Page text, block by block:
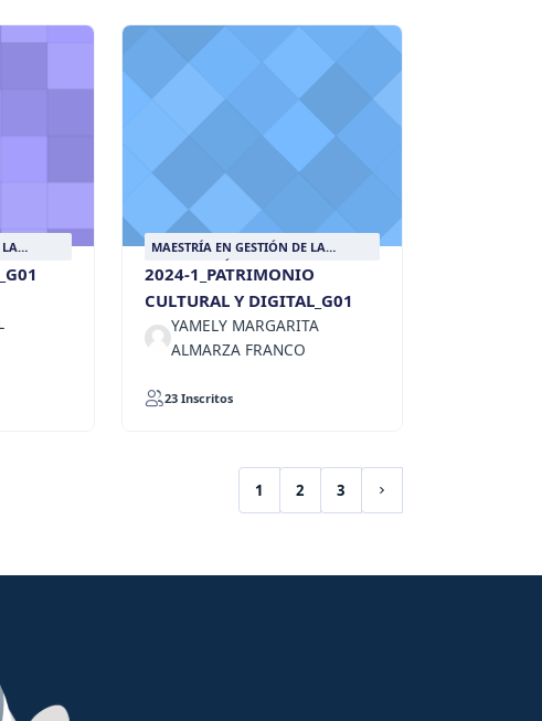
MAESTRÍA EN GESTIÓN DE LA
INFORMACIÓN DOCUMENTAL
2024-1_PATRIMONIO
CULTURAL Y DIGITAL_G01
YAMELY MARGARITA
ALMARZA FRANCO
23 Inscritos
1
(current)
2 3